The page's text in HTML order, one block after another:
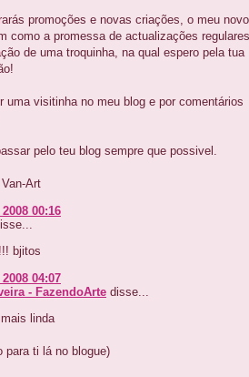
promoções e novas criações, o meu novo
como a promessa de actualizações
de uma troquinha, na qual espero pela tua
uma visitinha no meu blog e por comentários
pelo teu blog sempre que possivel.
Art
00:16
bjitos
04:07
- FazendoArte disse...
linda
para ti lá no blogue)